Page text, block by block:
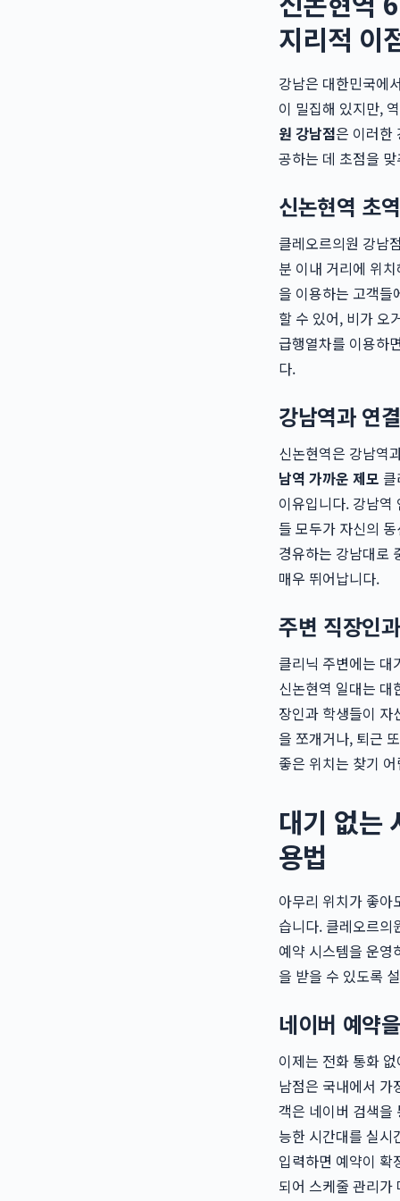
지리적 이
강남은 대한민국에
이 밀집해 있지만,
원 강남점은 이러한
공하는 데 초점을
신논현역 초
클레오르의원 강남
분 이내 거리에 위
을 이용하는 고객들
할 수 있어, 비가 오
급행열차를 이용하
다.
강남역과 연
신논현역은 강남역
남역 가까운 제모
이유입니다. 강남역
들 모두가 자신의
경유하는 강남대로
매우 뛰어납니다.
주변 직장인
클리닉 주변에는
신논현역 일대는 대
장인과 학생들이 자
을 쪼개거나, 퇴근
좋은 위치는 찾기
대기 없는
용법
아무리 위치가 좋아
습니다. 클레오르의
예약 시스템을 운영
을 받을 수 있도록
네이버 예약
이제는 전화 통화
남점은 국내에서
객은 네이버 검색을
능한 시간대를 실시
입력하면 예약이 확
되어 스케줄 관리가